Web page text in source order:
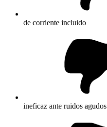
de corriente incluido
ineficaz ante ruidos agudos